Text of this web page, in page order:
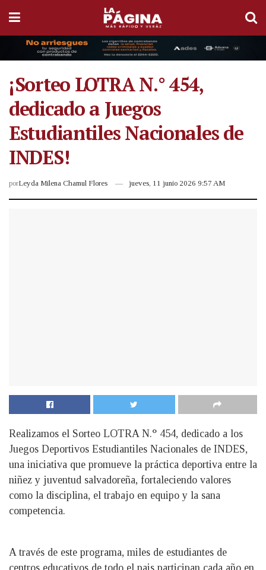
¡Sorteo LOTRA N.° 454,
dedicado a Juegos
Estudiantiles Nacionales de
INDES!
porLeyda Milena Chamul Flores jueves, 11 junio 2026 9:57 AM
Realizamos el Sorteo LOTRA N.° 454, dedicado a los
Juegos Deportivos Estudiantiles Nacionales de INDES,
una iniciativa que promueve la práctica deportiva entre la
niñez y juventud salvadoreña, fortaleciendo valores
como la disciplina, el trabajo en equipo y la sana
competencia.
A través de este programa, miles de estudiantes de